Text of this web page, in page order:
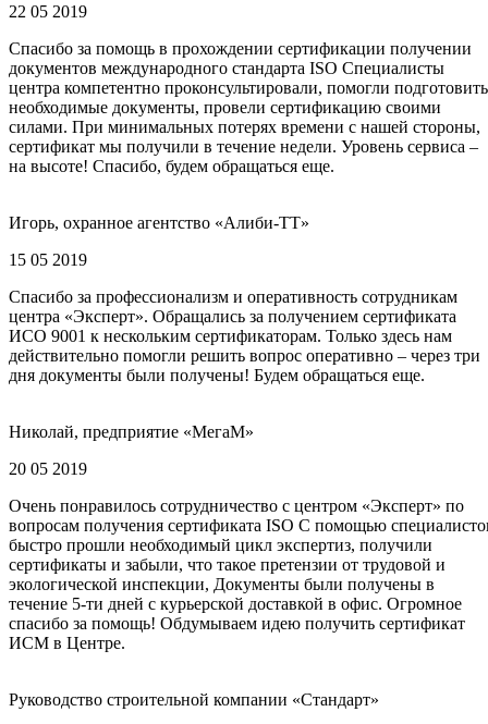
22 05 2019
Спасибо за помощь в прохождении сертификации получении
документов международного стандарта ISO Специалисты
центра компетентно проконсультировали, помогли подготовить
необходимые документы, провели сертификацию своими
силами. При минимальных потерях времени с нашей стороны,
сертификат мы получили в течение недели. Уровень сервиса –
на высоте! Спасибо, будем обращаться еще.
Игорь, охранное агентство «Алиби-ТТ»
15 05 2019
Спасибо за профессионализм и оперативность сотрудникам
центра «Эксперт». Обращались за получением сертификата
ИСО 9001 к нескольким сертификаторам. Только здесь нам
действительно помогли решить вопрос оперативно – через три
дня документы были получены! Будем обращаться еще.
Николай, предприятие «МегаМ»
20 05 2019
Очень понравилось сотрудничество с центром «Эксперт» по
вопросам получения сертификата ISO С помощью
быстро прошли необходимый цикл экспертиз, получили
сертификаты и забыли, что такое претензии от трудовой и
экологической инспекции, Документы были получены в
течение 5-ти дней с курьерской доставкой в офис. Огромное
спасибо за помощь! Обдумываем идею получить сертификат
ИСМ в Центре.
Руководство строительной компании «Стандарт»